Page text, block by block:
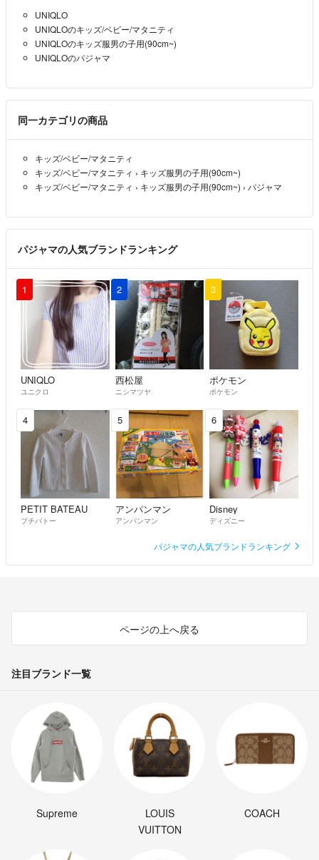
で、事前連絡なしに、ヤマト⇔日本郵便に変更させていただくことがあ
ります。また、発送方法未定の商品につきまして、匿名配送希望の方
は、ご購入前にコメントにてお知らせください。
・ご購入後の返品、交換、キャンセルは一切受け付けておりません。
承ください。
・コメントやり取り中でも、即購入大歓迎です。
・他サイトにも同時出品しておりますので、予告なく、出品を削除する
ことがあります。ご希望の商品は、お早めにお買い求めください。
・コメントでの質問は大歓迎ですが、返答に対しては、何らかの返事を
お願いします。購入する意思があるのかないのか分からず、今後出品を
削除したくてもしづらくなります。
よろしくお願いいたします♪
UNIQLO
UNIQLOのキッズ/ベビー/マタニティ
UNIQLOのキッズ服男の子用(90cm~)
UNIQLOのパジャマ
同一カテゴリの商品
キッズ/ベビー/マタニティ
キッズ/ベビー/マタニティ › キッズ服男の子用(90cm~)
キッズ/ベビー/マタニティ › キッズ服男の子用(90cm~) › パジャマ
パジャマの人気ブランドランキング
1
UNIQLO
ユニクロ
2
西松屋
ニシマツヤ
3
ポケモン
ポケモン
4
PETIT BATEAU
プチバトー
5
アンパンマン
アンパンマン
6
Disney
ディズニー
パジャマの人気ブランドランキング
ページの上へ戻る
注目ブランド一覧
Supreme
LOUIS
VUITTON
COACH